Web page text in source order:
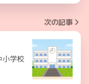
次の記事
学校